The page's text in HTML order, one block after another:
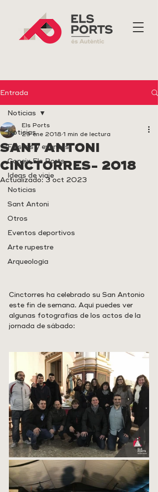
Entrada
Noticias
Fiestas y eventos
Coneix Els Ports
Ideas de viaje
Noticias
Sant Antoni
Otros
Eventos deportivos
Arte rupestre
Arqueología
Noticias
SANT ANTONI
CINCTORRES- 2018
Els Ports
29 ene 2018 1 min de lectura
Actualizado:3 oct 2023
Cinctorres ha celebrado su San Antonio
este fin de semana. Aquí puedes ver
algunas fotografías de los actos de la
jornada de sábado: